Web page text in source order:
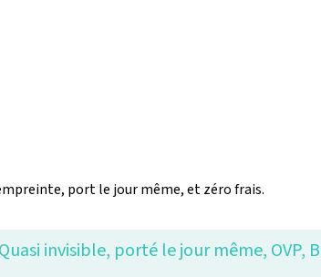
port le jour même, et zéro frais.
invisible, porté le jour même,